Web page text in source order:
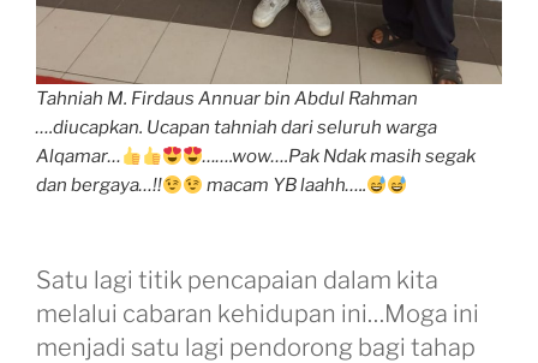
Tahniah M. Firdaus Annuar bin Abdul Rahman
….diucapkan. Ucapan tahniah dari seluruh warga
Alqamar…
…….wow….Pak Ndak masih segak
dan bergaya…!!
macam YB laahh…..
Satu lagi titik pencapaian dalam kita
melalui cabaran kehidupan ini…Moga ini
menjadi satu lagi pendorong bagi tahap